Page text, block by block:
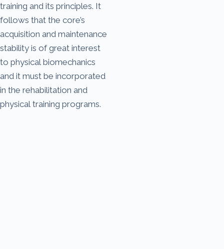
training and its principles. It
follows that the core’s
acquisition and maintenance
stability is of great interest
to physical biomechanics
and it must be incorporated
in the rehabilitation and
physical training programs.